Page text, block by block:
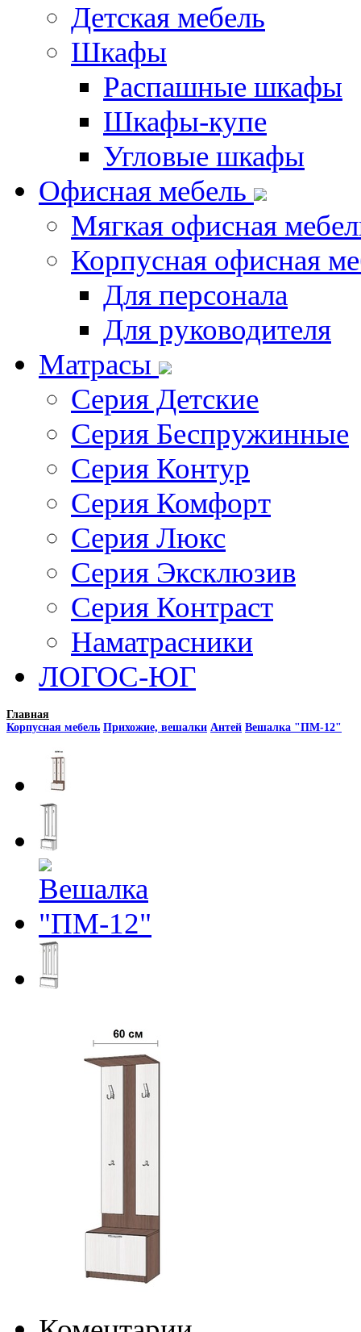
Детская мебель
Шкафы
Распашные шкафы
Шкафы-купе
Угловые шкафы
Офисная мебель
Мягкая офисная
Корпусная офисная
Для персонала
Для руководителя
Матрасы
Серия Детские
Серия Беспружинные
Серия Контур
Серия Комфорт
Серия Люкс
Серия Эксклюзив
Серия Контраст
Наматрасники
ЛОГОС-ЮГ
Главная
Корпусная мебель Прихожие, вешалки Антей Вешалка "ПМ-12"